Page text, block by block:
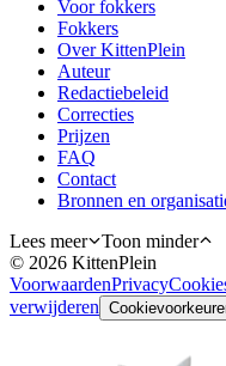
Voor fokkers
Fokkers
Over KittenPlein
Auteur
Redactiebeleid
Correcties
Prijzen
FAQ
Contact
Bronnen en
Lees meer
Toon minder
© 2026 KittenPlein
VoorwaardenPrivacy
verwijderen